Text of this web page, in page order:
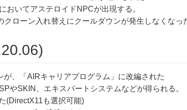
おいてアステロイドNPCが出現する。
クローン入れ替えにクールダウンが発生しなくなっ
が、「AIRキャリアプログラム」に改編された
やSKIN、エキスパートシステムなどが得られる。
(DirectX11も選択可能)